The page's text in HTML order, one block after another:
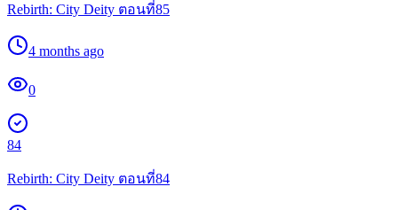
Rebirth: City Deity ตอนที่85
4 months ago
0
84
Rebirth: City Deity ตอนที่84